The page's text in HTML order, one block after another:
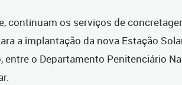
continuam os serviços de
a implantação da nova Estação
entre o Departamento Penitenciário